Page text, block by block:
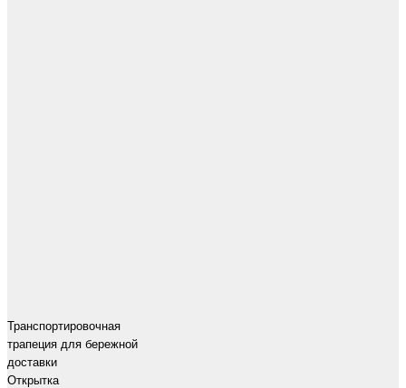
Транспортировочная
трапеция для бережной
доставки
Открытка